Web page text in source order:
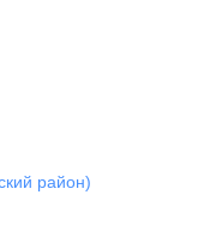
район)